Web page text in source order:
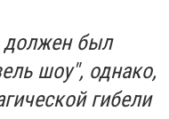
должен был
шоу", однако,
гибели